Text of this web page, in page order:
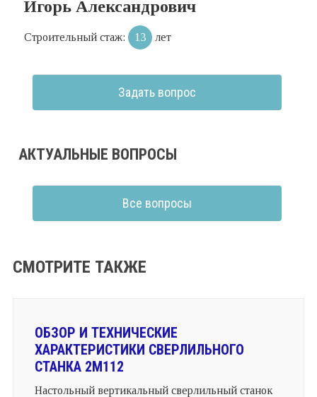
Игорь Александрович
Строительный стаж: 13 лет
Задать вопрос
АКТУАЛЬНЫЕ ВОПРОСЫ
Все вопросы
СМОТРИТЕ ТАКЖЕ
ОБЗОР И ТЕХНИЧЕСКИЕ
ХАРАКТЕРИСТИКИ СВЕРЛИЛЬНОГО
СТАНКА 2М112
Настольный вертикальный сверлильный станок